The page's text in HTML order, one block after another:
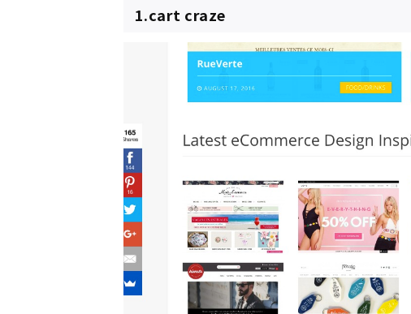
1.cart craze